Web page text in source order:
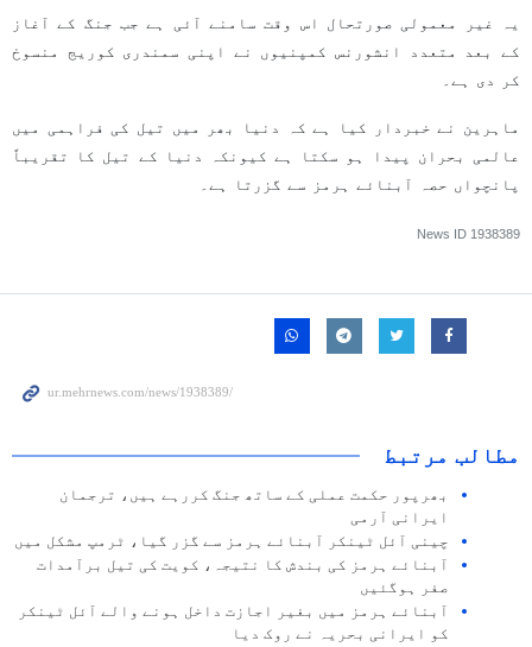
یہ غیر معمولی صورتحال اس وقت سامنے آئی ہے جب جنگ کے آغاز
کے بعد متعدد انشورنس کمپنیوں نے اپنی سمندری کوریج منسوخ
کر دی ہے۔
ماہرین نے خبردار کیا ہے کہ دنیا بھر میں تیل کی فراہمی میں
عالمی بحران پیدا ہو سکتا ہے کیونکہ دنیا کے تیل کا تقریباً
پانچواں حصہ آبنائے ہرمز سے گزرتا ہے۔
News ID 1938389
مطالب مرتبط
بھرپور حکمت عملی کے ساتھ جنگ کررہے ہیں، ترجمان
ایرانی آرمی
چینی آئل ٹینکر آبنائے ہرمز سے گزر گیا، ٹرمپ مشکل میں
آبنائے ہرمز کی بندش کا نتیجہ، کویت کی تیل برآمدات
صفر ہوگئیں
آبنائے ہرمز میں بغیر اجازت داخل ہونے والے آئل ٹینکر
کو ایرانی بحریہ نے روک دیا